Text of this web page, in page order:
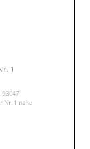
1
93047
Nr. 1 nähe